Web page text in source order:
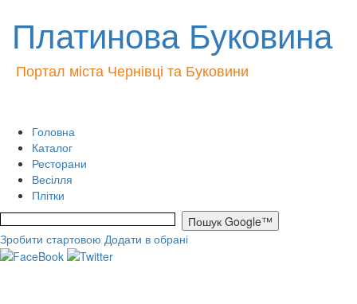
Платинова Буковина
Портал міста Чернівці та Буковини
Головна
Каталог
Ресторани
Весілля
Плітки
Зробити стартовою Додати в обрані